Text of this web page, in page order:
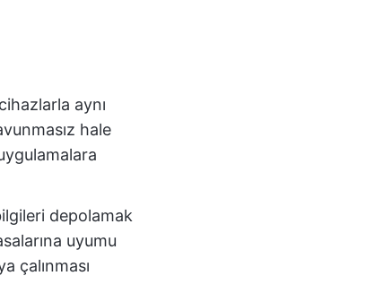
aynı
hale
depolamak
uyumu
çalınması